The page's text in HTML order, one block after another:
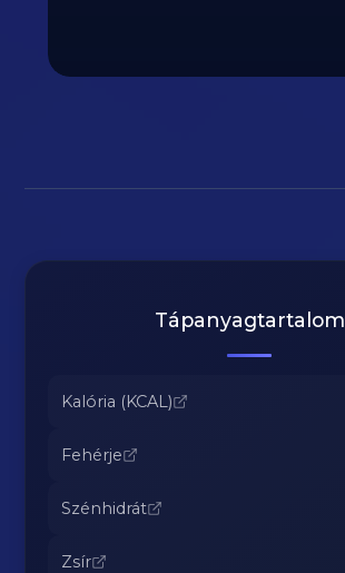
Tápanyagtartalom
Kalória (KCAL)
Fehérje
Szénhidrát
Zsír